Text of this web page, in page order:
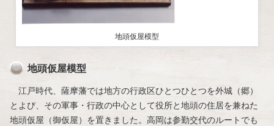
地頭仮屋模型
地頭仮屋模型
江戸時代、薩摩藩では地方の行政区ひとつひとつを外城（郷）
とよび、その軍事・行政の中心として役所と地頭の住居を兼ねた
地頭仮屋（御仮屋）を置きました。高岡は参勤交代のルートでも